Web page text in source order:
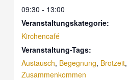
09:30 - 13:00
Veranstaltungskategorie:
Kirchencafé
Veranstaltung-Tags:
Austausch, Begegnung, Brotzeit,
Zusammenkommen